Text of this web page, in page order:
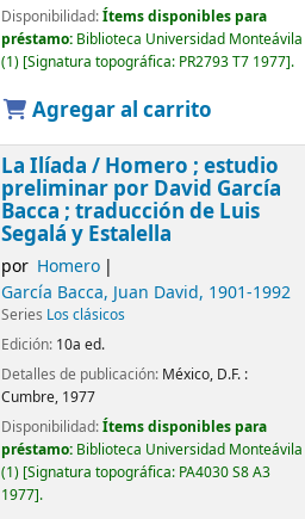
Disponibilidad:Ítems disponibles para
préstamo: Biblioteca Universidad Monteávila
(1) Signatura topográfica: PR2793 T7 1977 .
Agregar al carrito
La Ilíada / Homero ; estudio
preliminar por David García
Bacca ; traducción de Luis
Segalá y Estalella
por Homero
García Bacca, Juan David, 1901-1992
Series Los clásicos
Edición: 10a ed.
Detalles de publicación: México, D.F. :
Cumbre, 1977
Disponibilidad:Ítems disponibles para
préstamo: Biblioteca Universidad Monteávila
(1) Signatura topográfica: PA4030 S8 A3
1977 .